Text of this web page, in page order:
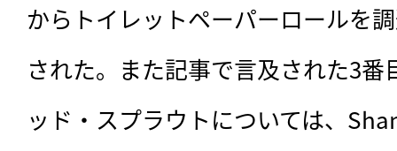
からトイレットペーパーロールを
された。また記事で言及された3番
ッド・スプラウトについては、